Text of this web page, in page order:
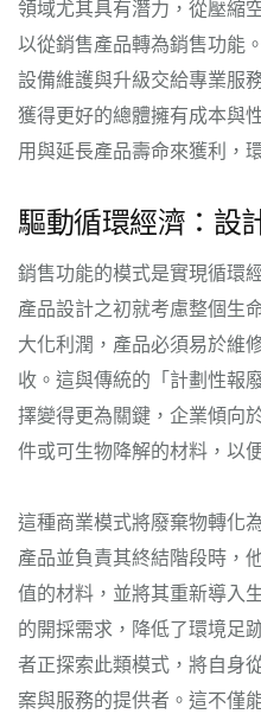
領域尤其具有潛力，從壓縮
以從銷售產品轉為銷售功能
設備維護與升級交給專業服
獲得更好的總體擁有成本與
用與延長產品壽命來獲利，
驅動循環經濟：設
銷售功能的模式是實現循環
產品設計之初就考慮整個生
大化利潤，產品必須易於維
收。這與傳統的「計劃性報
擇變得更為關鍵，企業傾向
件或可生物降解的材料，以
這種商業模式將廢棄物轉化
產品並負責其終結階段時，
值的材料，並將其重新導入
的開採需求，降低了環境足
者正探索此類模式，將自身
案與服務的提供者。這不僅